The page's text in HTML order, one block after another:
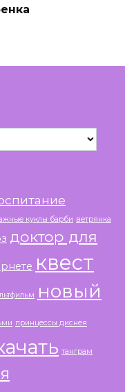
куклы барби ветрянка
доктор для
квест
новый
принцессы диснея
танграм